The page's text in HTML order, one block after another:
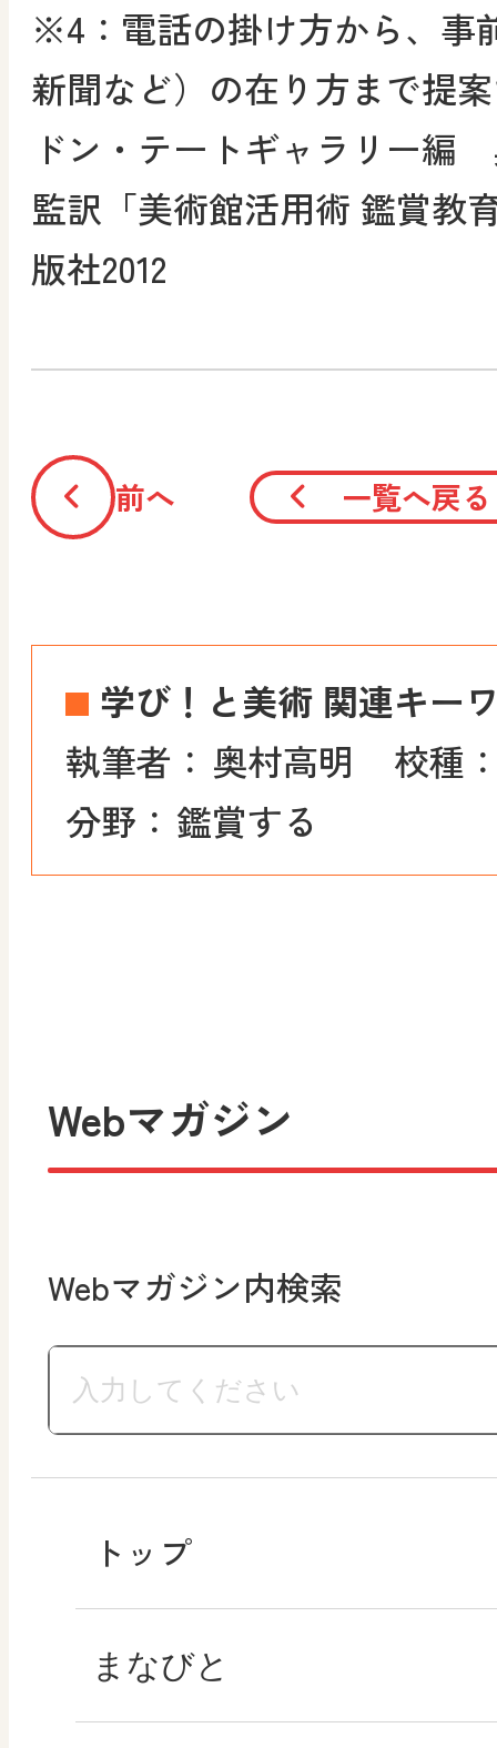
※4：電話の掛け方から、事
新聞など）の在り方まで提
ドン・テートギャラリー編
監訳「美術館活用術 鑑賞教
版社2012
前へ 一覧へ戻る
学び！と美術 関連キー
執筆者： 奥村高明
校種
分野： 鑑賞する
Webマガジン
Webマガジン内検索
トップ
まなびと